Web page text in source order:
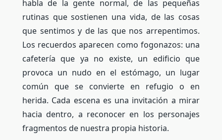
habla de la gente normal, de las pequeñas
rutinas que sostienen una vida, de las cosas
que sentimos y de las que nos arrepentimos.
Los recuerdos aparecen como fogonazos: una
cafetería que ya no existe, un edificio que
provoca un nudo en el estómago, un lugar
común que se convierte en refugio o en
herida. Cada escena es una invitación a mirar
hacia dentro, a reconocer en los personajes
fragmentos de nuestra propia historia.